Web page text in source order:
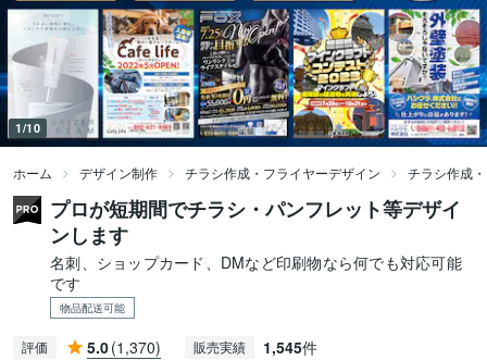
1/10
ホーム デザイン制作 チラシ作成・フライヤーデザイン チラシ作成
プロが短期間でチラシ・パンフレット等デザイ
ンします
名刺、ショップカード、DMなど印刷物なら何でも対応可能
です
物品配送可能
評価 5.0(1,370) 販売実績 1,545件